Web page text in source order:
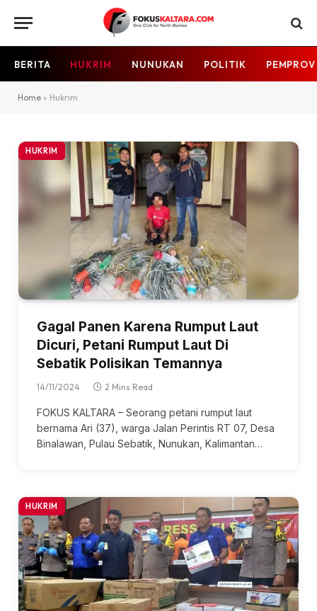
BERITA HUKRIM NUNUKAN POLITIK
Home » Hukrim
HUKRIM
Gagal Panen Karena Rumput Laut
Dicuri, Petani Rumput Laut Di
Sebatik Polisikan Temannya
14/11/2024 2 Mins Read
FOKUS KALTARA – Seorang petani rumput laut
bernama Ari (37), warga Jalan Perintis RT 07, Desa
Binalawan, Pulau Sebatik, Nunukan, Kalimantan…
HUKRIM